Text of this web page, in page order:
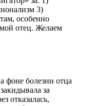
3)
особенно
отец. Желаем
фоне болезни отца
за
отказалась,